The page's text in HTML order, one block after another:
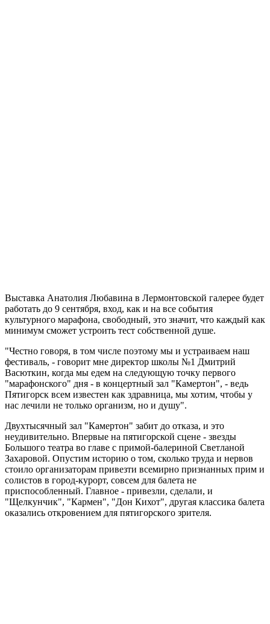
Выставка Анатолия Любавина в Лермонтовской галерее будет
работать до 9 сентября, вход, как и на все события
культурного марафона, свободный, это значит, что каждый как
минимум сможет устроить тест собственной душе.
"Честно говоря, в том числе поэтому мы и устраиваем наш
фестиваль, - говорит мне директор школы №1 Дмитрий
Васюткин, когда мы едем на следующую точку первого
"марафонского" дня - в концертный зал "Камертон", - ведь
Пятигорск всем известен как здравница, мы хотим, чтобы у
нас лечили не только организм, но и душу".
Двухтысячный зал "Камертон" забит до отказа, и это
неудивительно. Впервые на пятигорской сцене - звезды
Большого театра во главе с примой-балериной Светланой
Захаровой. Опустим историю о том, сколько труда и нервов
стоило организаторам привезти всемирно признанных прим и
солистов в город-курорт, совсем для балета не
приспособленный. Главное - привезли, сделали, и
"Щелкунчик", "Кармен", "Дон Кихот", другая классика балета
оказались откровением для пятигорского зрителя.